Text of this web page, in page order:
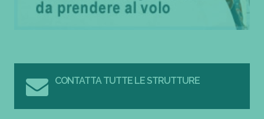
CONTATTA TUTTE LE STRUTTURE